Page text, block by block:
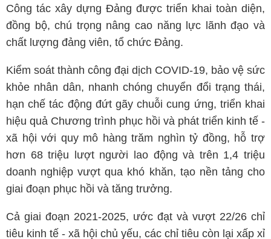
Công tác xây dựng Đảng được triển khai toàn diện,
đồng bộ, chú trọng nâng cao năng lực lãnh đạo và
chất lượng đảng viên, tổ chức Đảng.
Kiểm soát thành công đại dịch COVID-19, bảo vệ sức
khỏe nhân dân, nhanh chóng chuyển đổi trạng thái,
hạn chế tác động đứt gãy chuỗi cung ứng, triển khai
hiệu quả Chương trình phục hồi và phát triển kinh tế -
xã hội với quy mô hàng trăm nghìn tỷ đồng, hỗ trợ
hơn 68 triệu lượt người lao động và trên 1,4 triệu
doanh nghiệp vượt qua khó khăn, tạo nền tảng cho
giai đoạn phục hồi và tăng trưởng.
Cả giai đoạn 2021-2025, ước đạt và vượt 22/26 chỉ
tiêu kinh tế - xã hội chủ yếu, các chỉ tiêu còn lại xấp xỉ